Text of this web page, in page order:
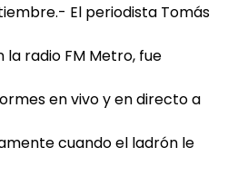
El periodista Tomás
la radio FM Metro, fue
en vivo y en directo a
cuando el ladrón le